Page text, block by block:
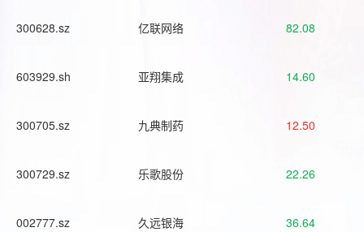
300628.sz 亿联网络 82.08
603929.sh 亚翔集成 14.60
300705.sz 九典制药 12.50
300729.sz 乐歌股份 22.26
002777.sz 久远银海 36.64